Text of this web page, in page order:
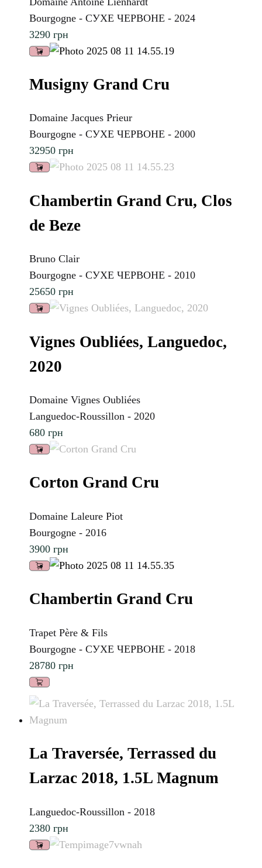
Bourgogne - СУХЕ ЧЕРВОНЕ - 2024
3290 грн
Musigny Grand Cru
Domaine Jacques Prieur
Bourgogne - СУХЕ ЧЕРВОНЕ - 2000
32950 грн
Chambertin Grand Cru, Clos
de Beze
Bruno Clair
Bourgogne - СУХЕ ЧЕРВОНЕ - 2010
25650 грн
Vignes Oubliées, Languedoc,
2020
Domaine Vignes Oubliées
Languedoc-Roussillon - 2020
680 грн
Corton Grand Cru
Domaine Laleure Piot
Bourgogne - 2016
3900 грн
Chambertin Grand Cru
Trapet Père & Fils
Bourgogne - СУХЕ ЧЕРВОНЕ - 2018
28780 грн
La Traversée, Terrassed du
Larzac 2018, 1.5L Magnum
Languedoc-Roussillon - 2018
2380 грн